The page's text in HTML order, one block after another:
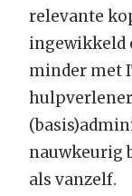
relevante
ingewikkeld
minder met
nauwkeurig
als vanzelf.